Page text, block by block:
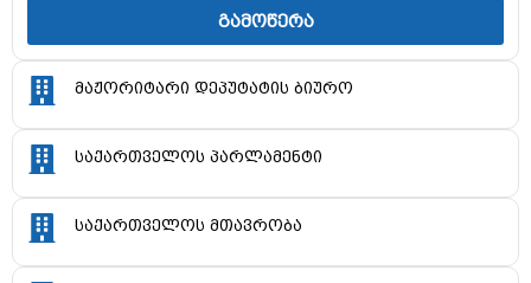
გამოწერა
მაჟორიტარი დეპუტატის ბიურო
საქართველოს პარლამენტი
საქართველოს მთავრობა